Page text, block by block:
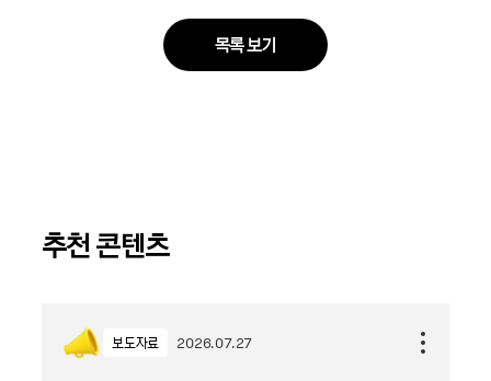
목록 보기
추천 콘텐츠
보도자료 2026.07.27